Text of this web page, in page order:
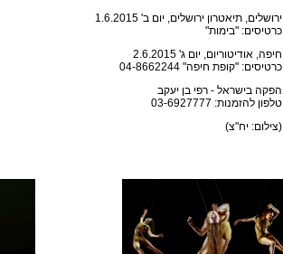
ירושלים, תיאטרון ירושלים, יום ב' 1.6.2015
כרטיסים: "בימות"
חיפה, אודיטוריום, יום ג' 2.6.2015
כרטיסים: "קופת חיפה" 04-8662244
הפקה בישראל - רפי בן יעקב
טלפון להזמנות: 03-6927777
(צילום: יח"צ)